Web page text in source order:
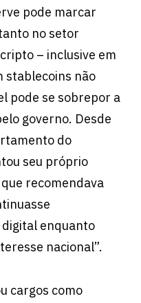
pode marcar
no setor
– inclusive em
stablecoins não
pode se sobrepor a
governo. Desde
do
seu próprio
recomendava
enquanto
nacional”.
cargos como